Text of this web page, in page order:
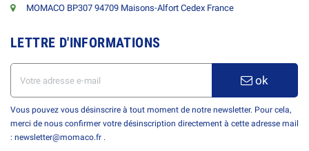
MOMACO BP307 94709 Maisons-Alfort Cedex France
LETTRE D'INFORMATIONS
ok
Vous pouvez vous désinscrire à tout moment de notre newsletter. Pour cela,
merci de nous confirmer votre désinscription directement à cette adresse mail
: newsletter@momaco.fr .